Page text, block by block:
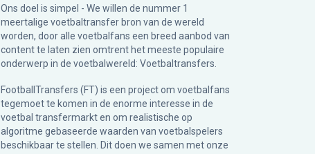
Ons doel is simpel - We willen de nummer 1
meertalige voetbaltransfer bron van de wereld
worden, door alle voetbalfans een breed aanbod van
content te laten zien omtrent het meeste populaire
onderwerp in de voetbalwereld: Voetbaltransfers.
FootballTransfers (FT) is een project om voetbalfans
tegemoet te komen in de enorme interesse in de
voetbal transfermarkt en om realistische op
algoritme gebaseerde waarden van voetbalspelers
beschikbaar te stellen. Dit doen we samen met onze